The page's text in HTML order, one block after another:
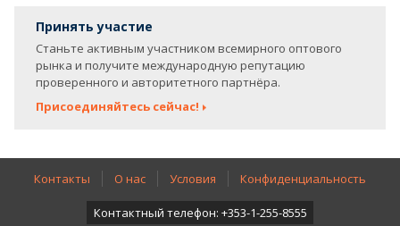
Принять участие
Станьте активным участником всемирного оптового
рынка и получите международную репутацию
проверенного и авторитетного партнёра.
Присоединяйтесь сейчас!
Контакты О нас Условия Конфиденциальность
Контактный телефон: +353-1-255-8555